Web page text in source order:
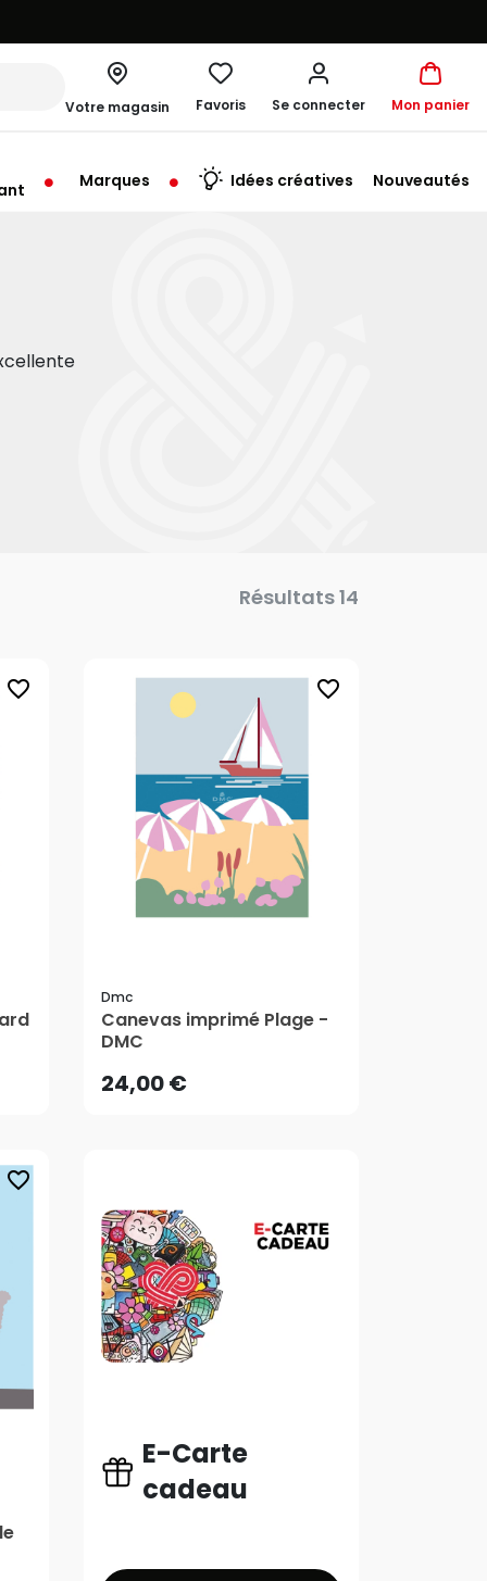
Votre magasin
à 19:00
Favoris Se connecter Mon panier
Marques Idées créatives Nouveautés
Résultats 14
favorite_border favorite_border
Dmc
Canevas imprimé Plage -
DMC
24,00 €
24,00 €
favorite_border
E-Carte
cadeau